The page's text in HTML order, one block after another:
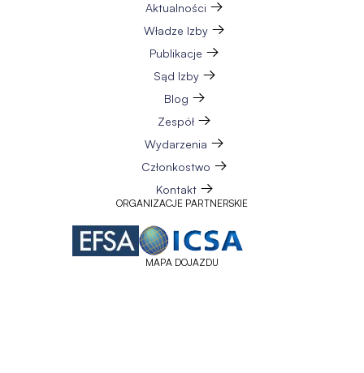
Aktualności
Władze Izby
Publikacje
Sąd Izby
Blog
Zespół
Wydarzenia
Członkostwo
Kontakt
ORGANIZACJE PARTNERSKIE
MAPA DOJAZDU